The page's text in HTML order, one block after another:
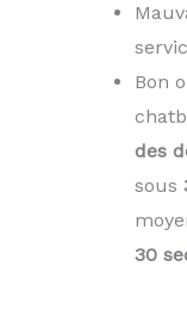
Bon
des
sous
30